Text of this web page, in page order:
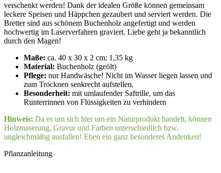
verschenkt werden! Dank der idealen Größe können gemeinsam
leckere Speisen und Häppchen gezaubert und serviert werden. Die
Bretter sind aus schönem Buchenholz angefertigt und werden
hochwertig im Laserverfahren graviert. Liebe geht ja bekanntlich
durch den Magen!
Maße: ca. 40 x 30 x 2 cm; 1,35 kg
Material: Buchenholz (geölt)
Pflege: nur Handwäsche! Nicht im Wasser liegen lassen und
zum Trocknen senkrecht aufstellen.
Besonderheit: mit umlaufender Saftrille, um das
Runterrinnen von Flüssigkeiten zu verhindern
Hinweis: Da es um sich hier um ein Naturprodukt handelt, können
Holzmaserung, Gravur und Farben unterschiedlich bzw.
ungleichmäßig ausfallen! Eben ein ganz besonderes Andenken!
Pflanzanleitung